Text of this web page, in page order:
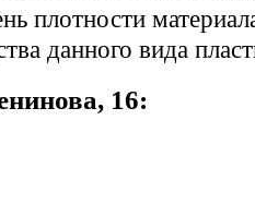
данного вида
16: